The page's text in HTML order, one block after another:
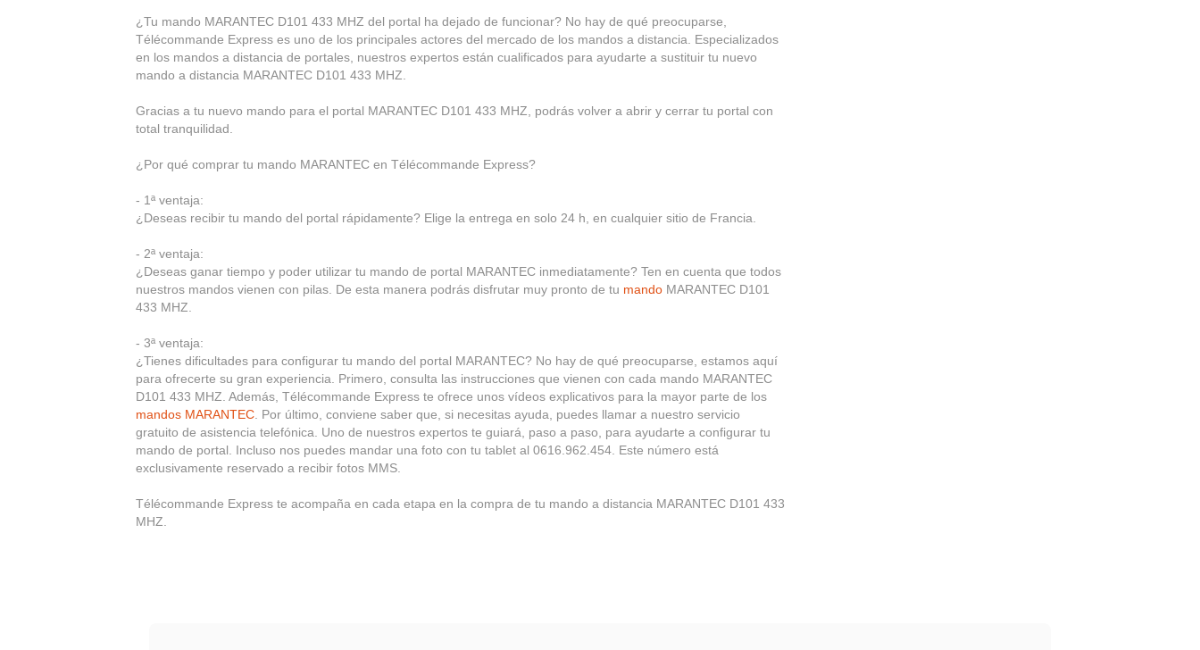
¿Tu mando MARANTEC D101 433 MHZ del portal ha dejado de funcionar? No hay de qué preocuparse,
Télécommande Express es uno de los principales actores del mercado de los mandos a distancia. Especializados
en los mandos a distancia de portales, nuestros expertos están cualificados para ayudarte a sustituir tu nuevo
mando a distancia MARANTEC D101 433 MHZ.
Gracias a tu nuevo mando para el portal MARANTEC D101 433 MHZ, podrás volver a abrir y cerrar tu portal con
total tranquilidad.
¿Por qué comprar tu mando MARANTEC en Télécommande Express?
- 1ª ventaja:
¿Deseas recibir tu mando del portal rápidamente? Elige la entrega en solo 24 h, en cualquier sitio de Francia.
- 2ª ventaja:
¿Deseas ganar tiempo y poder utilizar tu mando de portal MARANTEC inmediatamente? Ten en cuenta que todos
nuestros mandos vienen con pilas. De esta manera podrás disfrutar muy pronto de tu mando MARANTEC D101
433 MHZ.
- 3ª ventaja:
¿Tienes dificultades para configurar tu mando del portal MARANTEC? No hay de qué preocuparse, estamos aquí
para ofrecerte su gran experiencia. Primero, consulta las instrucciones que vienen con cada mando MARANTEC
D101 433 MHZ. Además, Télécommande Express te ofrece unos vídeos explicativos para la mayor parte de los
mandos MARANTEC. Por último, conviene saber que, si necesitas ayuda, puedes llamar a nuestro servicio
gratuito de asistencia telefónica. Uno de nuestros expertos te guiará, paso a paso, para ayudarte a configurar tu
mando de portal. Incluso nos puedes mandar una foto con tu tablet al 0616.962.454. Este número está
exclusivamente reservado a recibir fotos MMS.
Télécommande Express te acompaña en cada etapa en la compra de tu mando a distancia MARANTEC D101 433
MHZ.